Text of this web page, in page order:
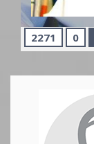
2271 0